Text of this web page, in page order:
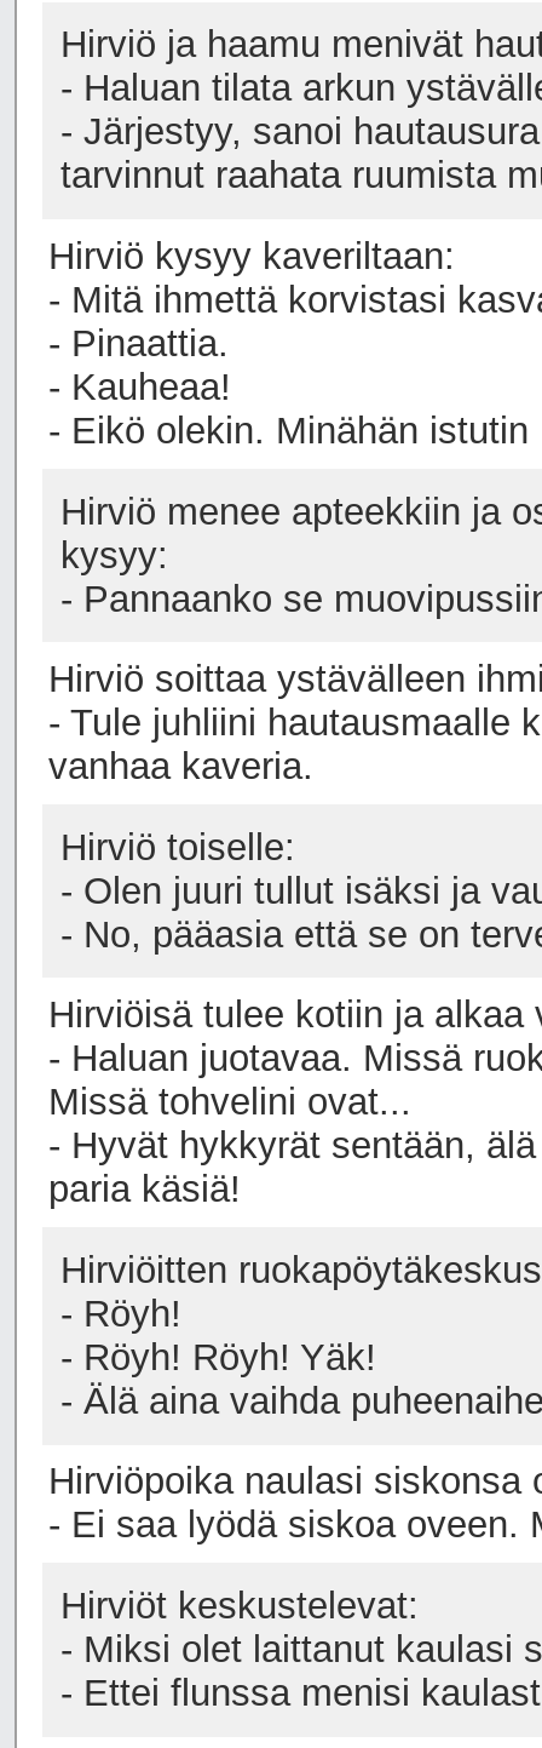
Hirviö ja haamu menivät
- Haluan tilata arkun
- Järjestyy, sanoi
tarvinnut raahata ruumista
Hirviö kysyy kaveriltaan:
- Mitä ihmettä korvistasi
- Pinaattia.
- Kauheaa!
- Eikö olekin. Minähän
Hirviö menee apteekkiin ja
kysyy:
- Pannaanko se
Hirviö soittaa ystävälleen
- Tule juhliini hautausmaalle
vanhaa kaveria.
Hirviö toiselle:
- Olen juuri tullut isäksi ja
- No, pääasia että se on
Hirviöisä tulee kotiin ja alkaa
- Haluan juotavaa. Missä
Missä tohvelini ovat...
- Hyvät hykkyrät sentään,
paria käsiä!
Hirviöitten
- Röyh!
- Röyh! Röyh! Yäk!
- Älä aina vaihda
Hirviöpoika naulasi siskonsa
- Ei saa lyödä siskoa oveen.
Hirviöt keskustelevat:
- Miksi olet laittanut kaulasi
- Ettei flunssa menisi